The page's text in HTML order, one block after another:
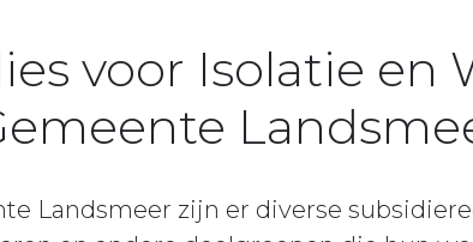
voor Isolatie en
Landsmeer zijn er diverse